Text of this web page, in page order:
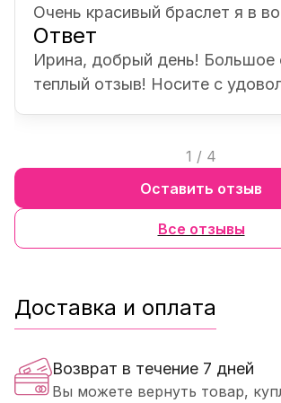
Очень красивый браслет я в
Ответ
Ирина, добрый день! Большое
теплый отзыв! Носите с
1 / 4
Все отзывы
Оставить отзыв
Доставка и оплата
Возврат в течение 7 дней
Вы можете вернуть товар,